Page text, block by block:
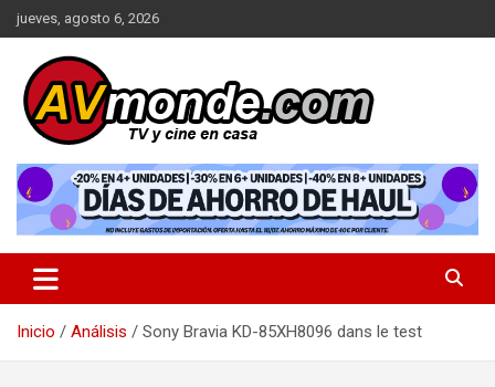
Saltar
al
contenido
jueves, agosto 6, 2026
AVMonde.com | Descubre las
Últimas Pruebas en Televisores
y Cine en Casa
Inicio Análisis Sony Bravia KD-85XH8096 dans le test